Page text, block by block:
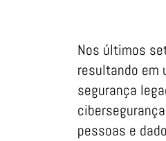
Nos últimos
resultando em
segurança
pessoas e